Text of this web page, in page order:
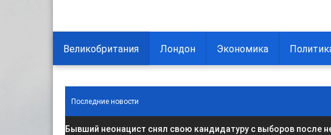
Великобритания Лондон Экономика
Последние новости
Бывший неонацист снял свою кандидатуру с выборов после